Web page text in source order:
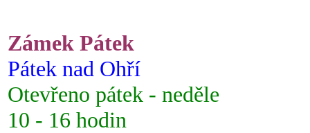
Zámek Pátek
Pátek nad Ohří
Otevřeno pátek - neděle
10 - 16 hodin